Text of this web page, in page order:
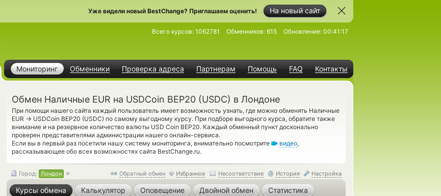
На новый сайт
Уже видели новый BestChange? Приглашаем оценить!
Мониторинг Обменники Проверка адреса Партнерам Помощь FAQ Контакты
Всего курсов: 1062781 Обменников: 615 Обновление: 00:41:17
Обмен Наличные EUR на USDCoin BEP20 (USDC) в Лондоне
При помощи нашего сайта каждый пользователь имеет возможность узнать, где можно обменять Наличные
EUR → USDCoin BEP20 (USDC) по самому выгодному курсу. При подборе выгодного курса, обратите также
внимание и на резервное количество валюты USD Coin BEP20. Каждый обменный пункт досконально
проверен представителями администрации нашего онлайн-сервиса.
Если вы в первый раз посетили нашу систему мониторинга, внимательно посмотрите
видео,
рассказывающее обо всех возможностях сайта BestChange.ru.
Обратный обмен Избранное Несоответствие История Настройка
Город: Лондон
Курсы обмена Калькулятор Оповещение Двойной обмен Статистика